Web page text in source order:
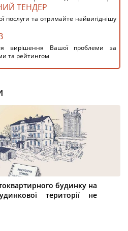
ТЕНДЕР
послуги та отримайте найвигіднішу
вирішення Вашої проблеми за
та рейтингом
будинку на
території не